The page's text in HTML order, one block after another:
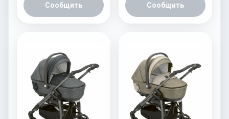
Сообщить Сообщить